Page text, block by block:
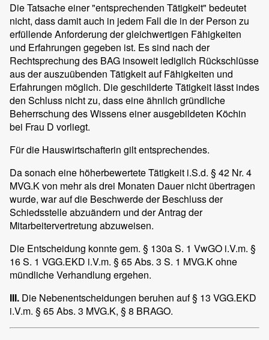
Die Tatsache einer "entsprechenden Tätigkeit" bedeutet
nicht, dass damit auch in jedem Fall die in der Person zu
erfüllende Anforderung der gleichwertigen Fähigkeiten
und Erfahrungen gegeben ist. Es sind nach der
Rechtsprechung des BAG insoweit lediglich Rückschlüsse
aus der auszuübenden Tätigkeit auf Fähigkeiten und
Erfahrungen möglich. Die geschilderte Tätigkeit lässt indes
den Schluss nicht zu, dass eine ähnlich gründliche
Beherrschung des Wissens einer ausgebildeten Köchin
bei Frau D vorliegt.
Für die Hauswirtschafterin gilt entsprechendes.
Da sonach eine höherbewertete Tätigkeit i.S.d. § 42 Nr. 4
MVG.K von mehr als drei Monaten Dauer nicht übertragen
wurde, war auf die Beschwerde der Beschluss der
Schiedsstelle abzuändern und der Antrag der
Mitarbeitervertretung abzuweisen.
Die Entscheidung konnte gem. § 130a S. 1 VwGO i.V.m. §
16 S. 1 VGG.EKD i.V.m. § 65 Abs. 3 S. 1 MVG.K ohne
mündliche Verhandlung ergehen.
III. Die Nebenentscheidungen beruhen auf § 13 VGG.EKD
i.V.m. § 65 Abs. 3 MVG.K, § 8 BRAGO.